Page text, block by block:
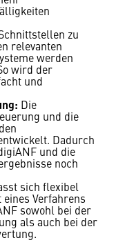
zu
relevanten
werden
wird der
und
Die
und die
Dadurch
und die
noch
sich flexibel
Verfahrens
sowohl bei der
als auch bei der